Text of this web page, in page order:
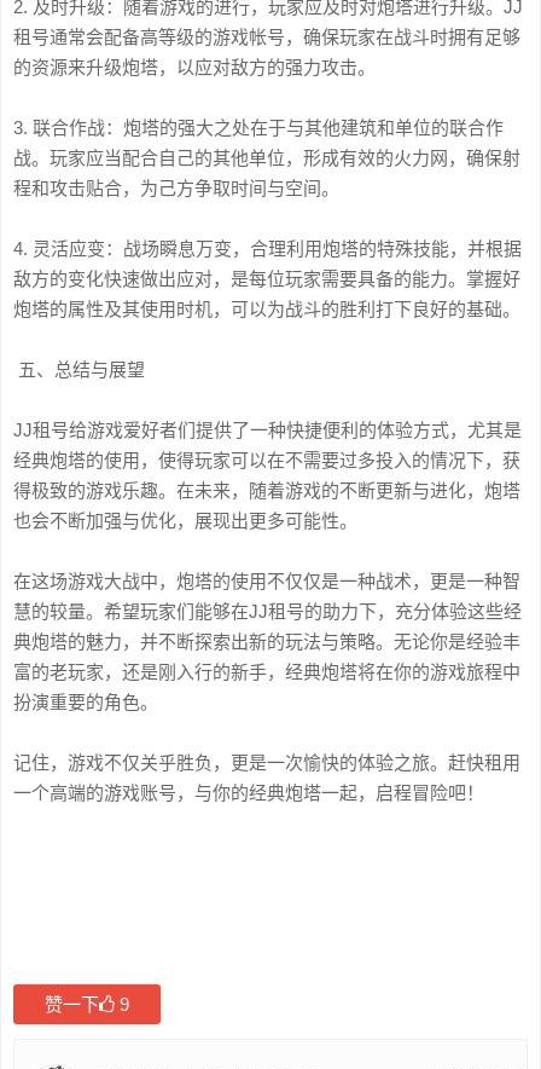
2. 及时升级：随着游戏的进行，玩家应及时对炮塔进行升级。JJ
租号通常会配备高等级的游戏帐号，确保玩家在战斗时拥有足够
的资源来升级炮塔，以应对敌方的强力攻击。
3. 联合作战：炮塔的强大之处在于与其他建筑和单位的联合作
战。玩家应当配合自己的其他单位，形成有效的火力网，确保射
程和攻击贴合，为己方争取时间与空间。
4. 灵活应变：战场瞬息万变，合理利用炮塔的特殊技能，并根据
敌方的变化快速做出应对，是每位玩家需要具备的能力。掌握好
炮塔的属性及其使用时机，可以为战斗的胜利打下良好的基础。
五、总结与展望
JJ租号给游戏爱好者们提供了一种快捷便利的体验方式，尤其是
经典炮塔的使用，使得玩家可以在不需要过多投入的情况下，获
得极致的游戏乐趣。在未来，随着游戏的不断更新与进化，炮塔
也会不断加强与优化，展现出更多可能性。
在这场游戏大战中，炮塔的使用不仅仅是一种战术，更是一种智
慧的较量。希望玩家们能够在JJ租号的助力下，充分体验这些经
典炮塔的魅力，并不断探索出新的玩法与策略。无论你是经验丰
富的老玩家，还是刚入行的新手，经典炮塔将在你的游戏旅程中
扮演重要的角色。
记住，游戏不仅关乎胜负，更是一次愉快的体验之旅。赶快租用
一个高端的游戏账号，与你的经典炮塔一起，启程冒险吧！
赞一下 9